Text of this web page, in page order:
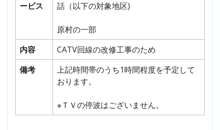
ービス
話（以下の対象地区)
原村の一部
内容
CATV回線の改修工事のため
備考
上記時間帯のうち1時間程度を予定して
おります。
※ＴＶの停波はございません。